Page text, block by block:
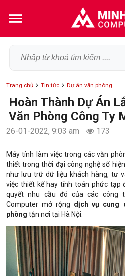
Trang chủ Tin tức Dự án văn phòng
Hoàn Thành Dự Án
Văn Phòng Công Ty
26-01-2022, 9:03 am 173
Máy tính làm việc trong các văn
thiết trong thời đại công nghệ số
như lưu trữ dữ liệu khách hàng, tư
việc thiết kế hay tính toán phức tạp
quyết nhu cầu đó của các công
Computer mở rộng dịch vụ cung
phòng tận nơi tại Hà Nội.